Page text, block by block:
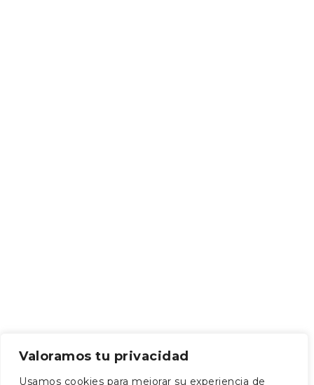
Valoramos tu privacidad
Usamos cookies para mejorar su experiencia de